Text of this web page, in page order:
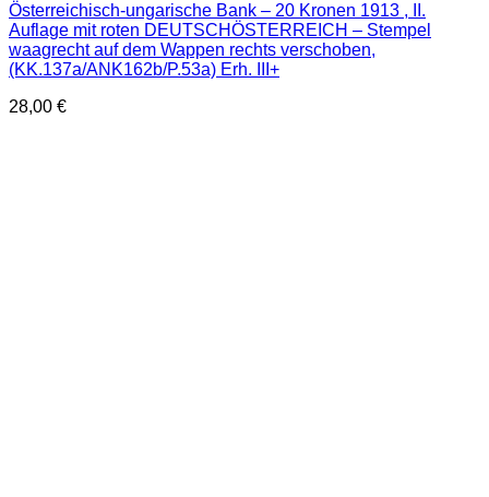
Österreichisch-ungarische Bank – 20 Kronen 1913 , II.
Auflage mit roten DEUTSCHÖSTERREICH – Stempel
waagrecht auf dem Wappen rechts verschoben,
(KK.137a/ANK162b/P.53a) Erh. III+
28,00 €